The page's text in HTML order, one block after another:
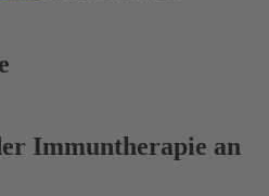
Immuntherapie an